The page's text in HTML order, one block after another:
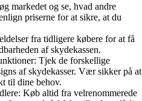
markedet og se, hvad andre
priserne for at sikre, at du
fra tidligere købere for at få
af skydekassen.
Tjek de forskellige
af skydekasser. Vær sikker på at
til dine behov.
Køb altid fra velrenommerede